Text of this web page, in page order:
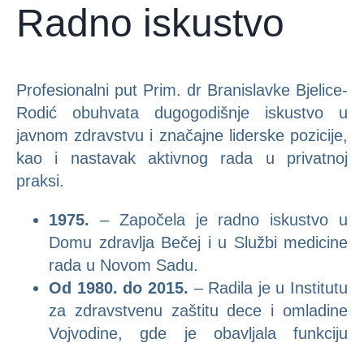
Radno iskustvo
Profesionalni put Prim. dr Branislavke Bjelice-
Rodić obuhvata dugogodišnje iskustvo u
javnom zdravstvu i značajne liderske pozicije,
kao i nastavak aktivnog rada u privatnoj
praksi.
1975. – Započela je radno iskustvo u
Domu zdravlja Bečej i u Službi medicine
rada u Novom Sadu.
Od 1980. do 2015. – Radila je u Institutu
za zdravstvenu zaštitu dece i omladine
Vojvodine, gde je obavljala funkciju